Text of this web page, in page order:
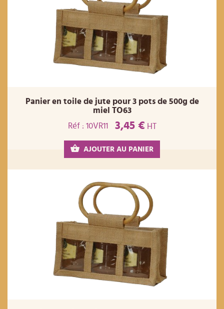
Panier en toile de jute pour 3 pots de 500g de
miel TO63
Réf : 10VR11
3,45 € HT
AJOUTER AU PANIER